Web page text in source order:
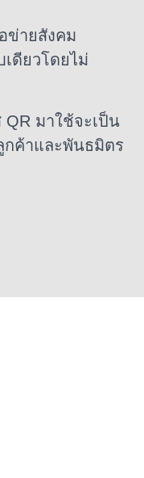
ข่ายสังคม
ดียวโดยไม่
มาใช้จะเป็น
กค้าและพันธมิตร